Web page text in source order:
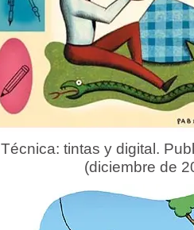
Técnica: tintas y digital.
(diciembre de